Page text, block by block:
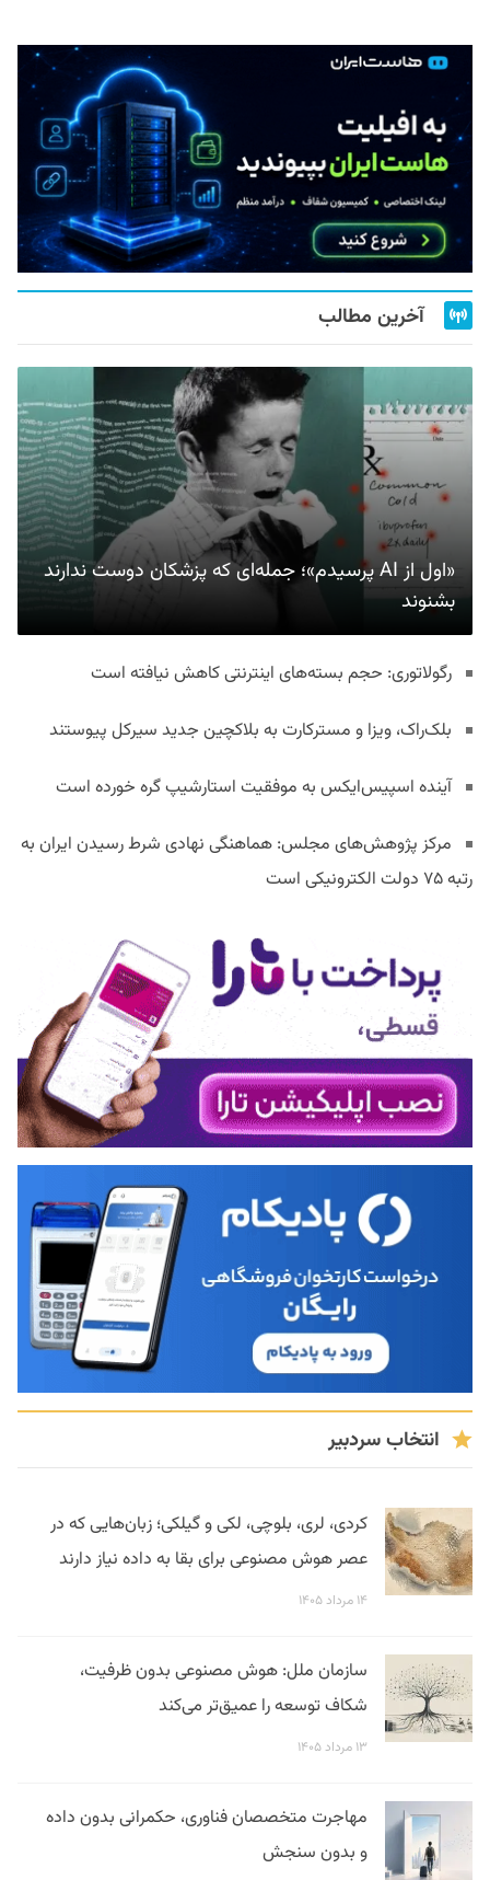
آخرین مطالب
«اول از AI پرسیدم»؛ جمله‌ای که پزشکان دوست ندارند
بشنوند
رگولاتوری: حجم بسته‌های اینترنتی کاهش نیافته است
بلک‌راک، ویزا و مسترکارت به بلاکچین جدید سیرکل پیوستند
آینده اسپیس‌ایکس به موفقیت استارشیپ گره خورده است
مرکز پژوهش‌های مجلس: هماهنگی نهادی شرط رسیدن ایران به
رتبه ۷۵ دولت الکترونیکی است
انتخاب سردبیر
کردی، لری، بلوچی، لکی و گیلکی؛ زبان‌هایی که در
عصر هوش مصنوعی برای بقا به داده نیاز دارند
۱۴ مرداد ۱۴۰۵
سازمان ملل: هوش مصنوعی بدون ظرفیت،
شکاف توسعه را عمیق‌تر می‌کند
۱۳ مرداد ۱۴۰۵
مهاجرت متخصصان فناوری، حکمرانی بدون داده
و بدون سنجش